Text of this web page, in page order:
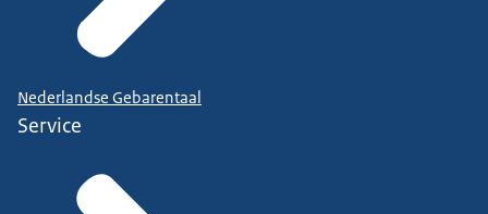
Nederlandse Gebarentaal
Service